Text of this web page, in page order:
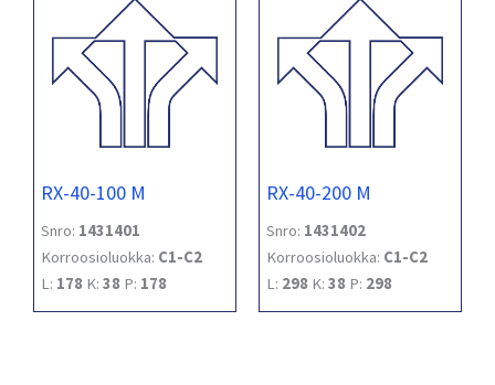
RX-40-100 M
Snro: 1431401
Korroosioluokka: C1-C2
L: 178 K: 38 P: 178
RX-40-200 M
Snro: 1431402
Korroosioluokka: C1-C2
L: 298 K: 38 P: 298